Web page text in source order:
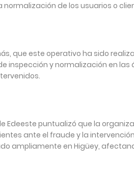
normalización de los usuarios o
que este operativo ha sido
inspección y normalización en las
Edeeste puntualizó que la
ante el fraude y la
ampliamente en Higüey,